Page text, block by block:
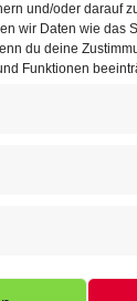
und/oder darauf
wir Daten wie das
du deine
Funktionen